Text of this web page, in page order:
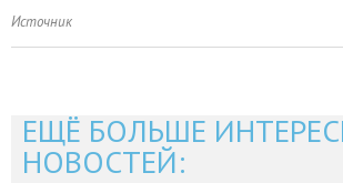
Источник
ЕЩЁ БОЛЬШЕ
НОВОСТЕЙ: